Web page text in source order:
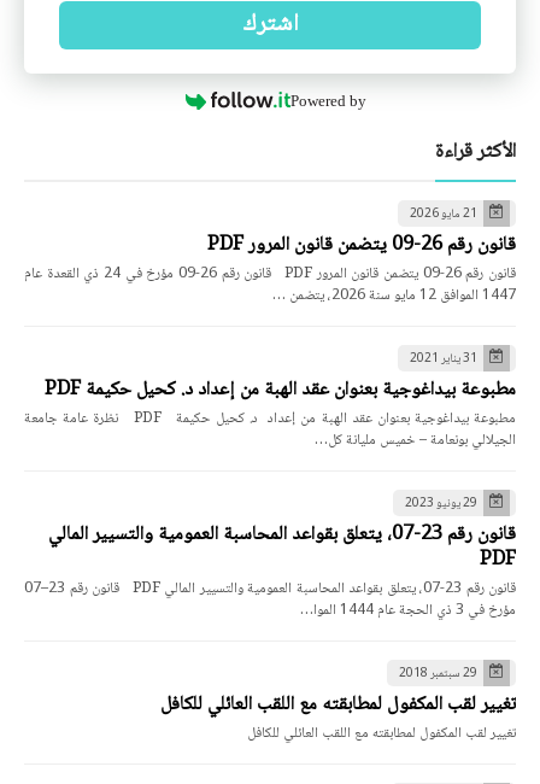
اشترك
Powered by
الأكثر قراءة
21 مايو 2026
قانون رقم 26-09 يتضمن قانون المرور PDF
قانون رقم 26-09 يتضمن قانون المرور PDF قانون رقم 26-09 مؤرخ في 24 ذي القعدة عام
1447 الموافق 12 مايو سنة 2026، يتضمن …
31 يناير 2021
مطبوعة بيداغوجية بعنوان عقد الهبة من إعداد د. كحيل حكيمة PDF
مطبوعة بيداغوجية بعنوان عقد الهبة من إعداد د. كحيل حكيمة PDF نظرة عامة جامعة
الجيلالي بونعامة – خميس مليانة كل…
29 يونيو 2023
قانون رقم 23-07، يتعلق بقواعد المحاسبة العمومية والتسيير المالي
PDF
قانون رقم 23-07، يتعلق بقواعد المحاسبة العمومية والتسيير المالي PDF قانون رقم 23–07
مؤرخ في 3 ذي الحجة عام 1444 الموا…
29 سبتمبر 2018
تغيير لقب المكفول لمطابقته مع اللقب العائلي للكافل
تغيير لقب المكفول لمطابقته مع اللقب العائلي للكافل